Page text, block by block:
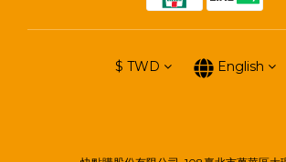
$ TWD English